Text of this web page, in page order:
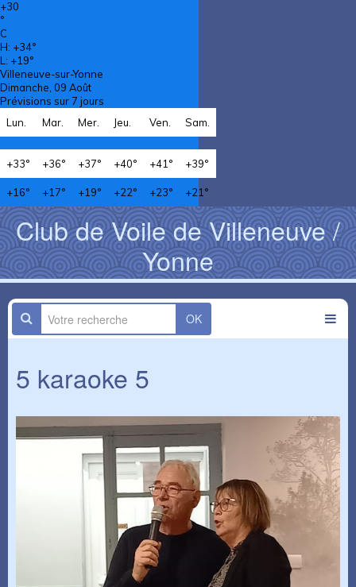
+30
°
C
H: +34°
L: +19°
Villeneuve-sur-Yonne
Dimanche, 09 Août
Prévisions sur 7 jours
Lun.
Mar. Mer. Jeu. Ven. Sam.
+33° +36° +37° +40° +41° +39°
+16° +17° +19° +22° +23° +21°
Club de Voile de Villeneuve /
Yonne
OK
5 karaoke 5